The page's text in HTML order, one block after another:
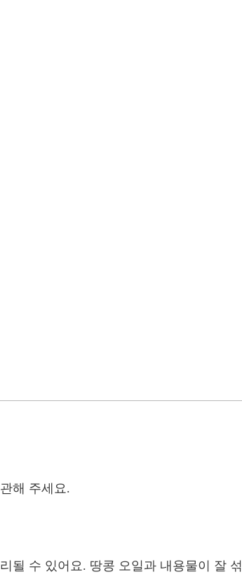
해 주세요.
될 수 있어요. 땅콩 오일과 내용물이 잘